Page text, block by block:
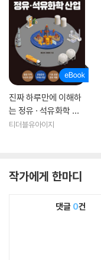
진짜 하루만에 이해하
는 정유 · 석유화학 산
업
티더블유아이지
작가에게 한마디
댓글 0건